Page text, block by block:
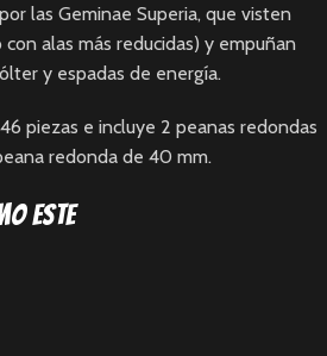
las Geminae Superia, que visten
alas más reducidas) y empuñan
y espadas de energía.
piezas e incluye 2 peanas redondas
redonda de 40 mm.
este